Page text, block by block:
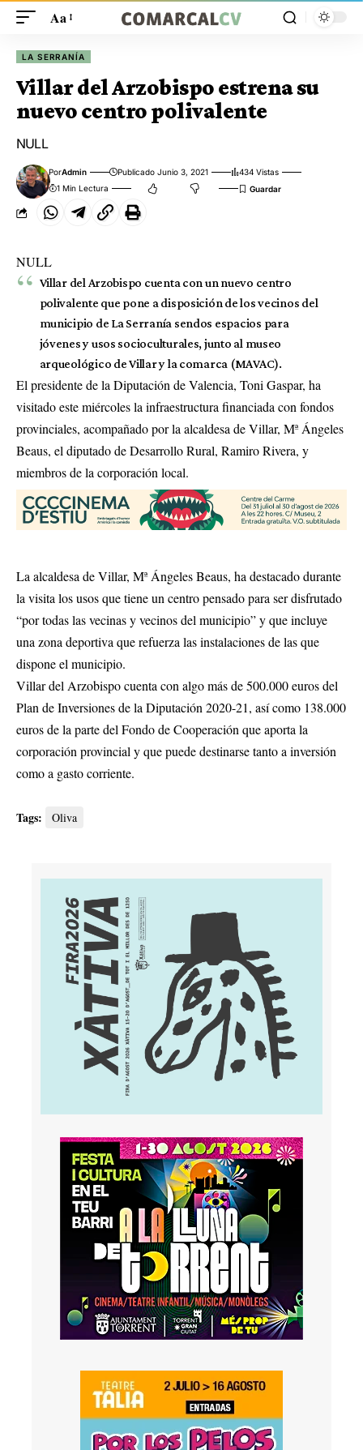
Aa
LA SERRANÍA
Villar del Arzobispo estrena su
nuevo centro polivalente
NULL
PorAdmin Publicado Junio 3, 2021
434 Vistas
1 Min Lectura
NULL
Villar del Arzobispo cuenta con un nuevo centro
polivalente que pone a disposición de los vecinos del
municipio de La Serranía sendos espacios para
jóvenes y usos socioculturales, junto al museo
arqueológico de Villar y la comarca (MAVAC).
El presidente de la Diputación de Valencia, Toni Gaspar, ha
visitado este miércoles la infraestructura financiada con fondos
provinciales, acompañado por la alcaldesa de Villar, Mª Ángeles
Beaus, el diputado de Desarrollo Rural, Ramiro Rivera, y
miembros de la corporación local.
La alcaldesa de Villar, Mª Ángeles Beaus, ha destacado durante
la visita los usos que tiene un centro pensado para ser disfrutado
“por todas las vecinas y vecinos del municipio” y que incluye
una zona deportiva que refuerza las instalaciones de las que
dispone el municipio.
Villar del Arzobispo cuenta con algo más de 500.000 euros del
Plan de Inversiones de la Diputación 2020-21, así como 138.000
euros de la parte del Fondo de Cooperación que aporta la
corporación provincial y que puede destinarse tanto a inversión
como a gasto corriente.
Tags: Oliva